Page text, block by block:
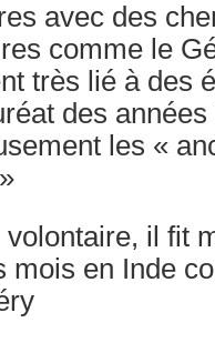
avec des
comme le
très lié à des
des années
les «
volontaire, il fit
mois en Inde